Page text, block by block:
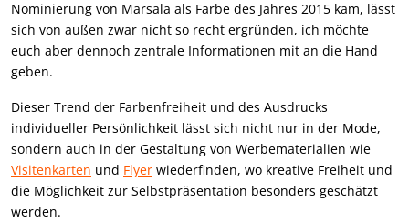
Nominierung von Marsala als Farbe des Jahres 2015 kam, lässt
sich von außen zwar nicht so recht ergründen, ich möchte
euch aber dennoch zentrale Informationen mit an die Hand
geben.
Dieser Trend der Farbenfreiheit und des Ausdrucks
individueller Persönlichkeit lässt sich nicht nur in der Mode,
sondern auch in der Gestaltung von Werbematerialien wie
Visitenkarten und Flyer wiederfinden, wo kreative Freiheit und
die Möglichkeit zur Selbstpräsentation besonders geschätzt
werden.